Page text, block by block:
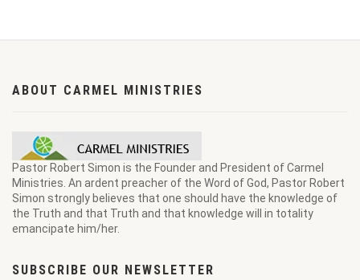
ABOUT CARMEL MINISTRIES
Pastor Robert Simon is the Founder and President of Carmel
Ministries. An ardent preacher of the Word of God, Pastor Robert
Simon strongly believes that one should have the knowledge of
the Truth and that Truth and that knowledge will in totality
emancipate him/her.
SUBSCRIBE OUR NEWSLETTER